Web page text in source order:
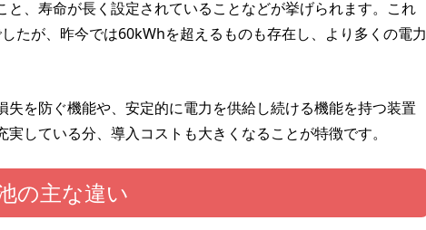
、寿命が長く設定されていることなどが挙げられます。これ
たが、昨今では60kWhを超えるものも存在し、より多くの電力
を防ぐ機能や、安定的に電力を供給し続ける機能を持つ装置
している分、導入コストも大きくなることが特徴です。
の主な違い